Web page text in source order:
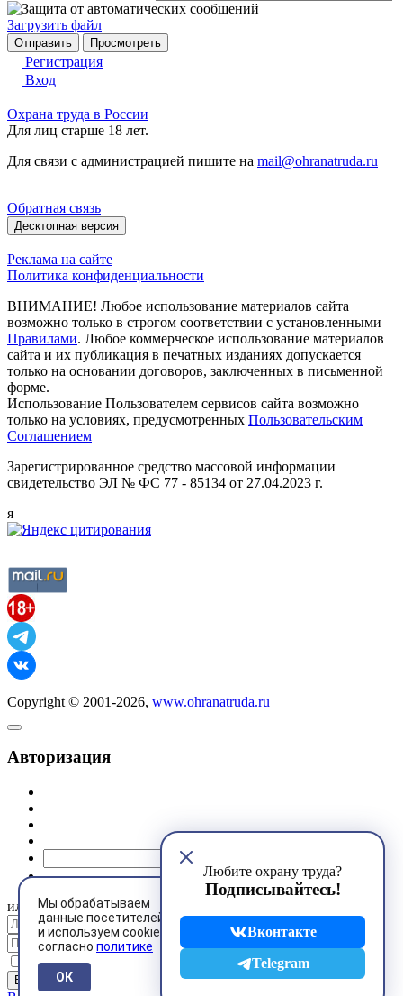
Загрузить файл
Регистрация
Вход
Мы обрабатываем
данные посетителей
и используем cookies
согласно политике
ОК
Любите охрану труда?
Подписывайтесь!
Вконтакте
Telegram
Охрана труда в России
Для лиц старше 18 лет.
Для связи с администрацией пишите на mail@ohranatruda.ru
Обратная связь
Десктопная версия
Реклама на сайте
Политика конфиденциальности
ВНИМАНИЕ! Любое использование материалов сайта
возможно только в строгом соответствии с установленными
Правилами. Любое коммерческое использование материалов
сайта и их публикация в печатных изданиях допускается
только на основании договоров, заключенных в письменной
форме.
Использование Пользователем сервисов сайта возможно
только на условиях, предусмотренных Пользовательским
Соглашением
Зарегистрированное средство массовой информации
свидетельство ЭЛ № ФС 77 - 85134 от 27.04.2023 г.
я
Copyright © 2001-2026, www.ohranatruda.ru
Авторизация
или
Запомнить меня